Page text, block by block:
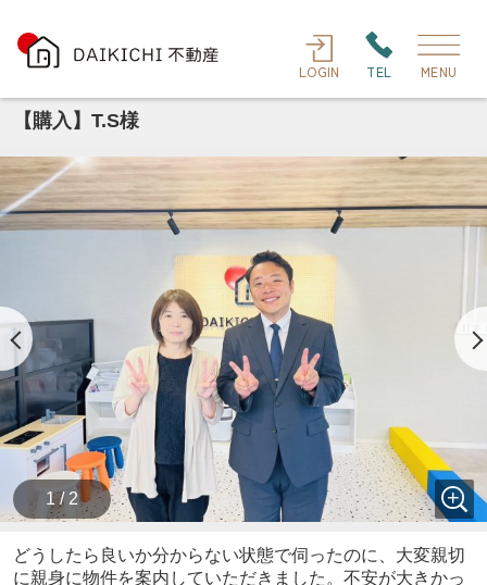
LOGIN TEL MENU
【購入】T.S様
1 / 2
どうしたら良いか分からない状態で伺ったのに、大変親切
に親身に物件を案内していただきました。不安が大きかっ